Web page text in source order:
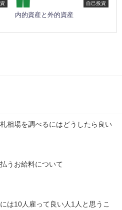
自己投資
内的資産と外的資産
相場を調べるにはどうしたら良い
うお給料について
は10人雇って良い人1人と思うこ